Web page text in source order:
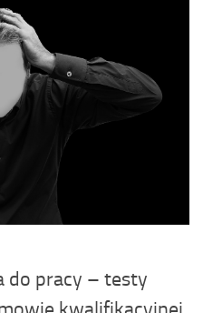
do pracy – testy